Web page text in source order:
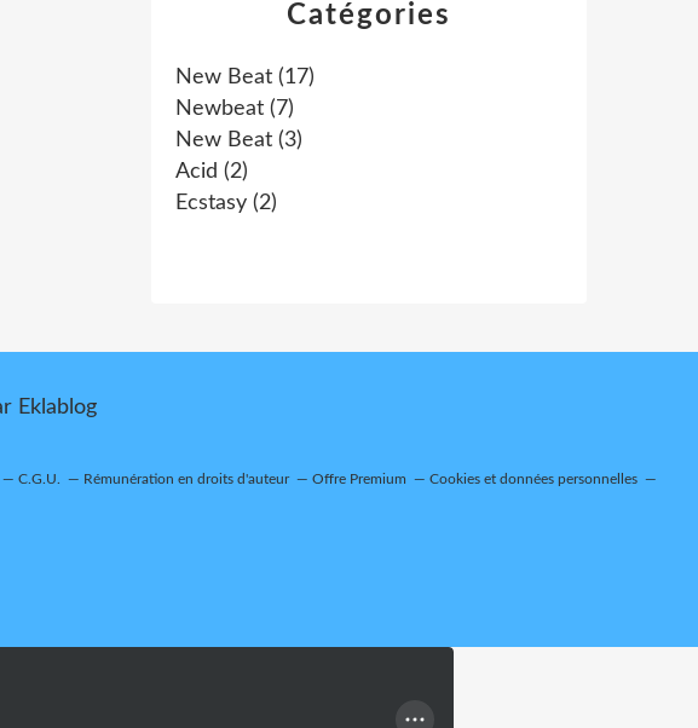
Catégories
New Beat (17)
Newbeat (7)
New Beat (3)
Acid (2)
Ecstasy (2)
Eklablog
C.G.U. Rémunération en droits d'auteur Offre Premium Cookies et données personnelles